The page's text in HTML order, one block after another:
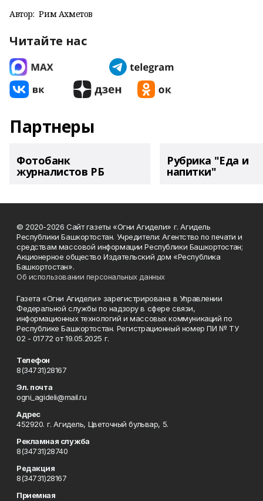
Автор: Рим Ахметов
Читайте нас
Партнеры
Фотобанк
журналистов РБ
Рубрика "Еда и
напитки"
© 2020-2026 Сайт газеты «Огни Агидели» г. Агидель
Республики Башкортостан. Учредители: Агентство по печати и
средствам массовой информации Республики Башкортостан;
Акционерное общество Издательский дом «Республика
Башкортостан».
Об использовании персональных данных
Газета «Огни Агидели» зарегистрирована в Управлении
Федеральной службы по надзору в сфере связи,
информационных технологий и массовых коммуникаций по
Республике Башкортостан. Регистрационный номер ПИ № ТУ
02 - 01772 от 19.05.2025 г.
Телефон
8(34731)28167
Эл. почта
ogni_agideli@mail.ru
Адрес
452920. г. Агидель, Цветочный бульвар, 5.
Рекламная служба
8(34731)28740
Редакция
8(34731)28167
Приемная